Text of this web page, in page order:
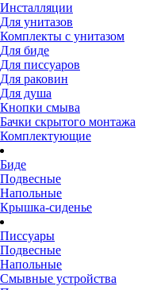
Инсталляции
Для унитазов
Комплекты с унитазом
Для биде
Для писсуаров
Для раковин
Для душа
Кнопки смыва
Бачки скрытого монтажа
Комплектующие
Биде
Подвесные
Напольные
Крышка-сиденье
Писсуары
Подвесные
Напольные
Смывные устройства